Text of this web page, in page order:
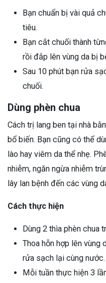
Bạn chuẩn bị vài quả
tiêu.
Bạn cắt chuối thành
rồi đắp lên vùng da bị
Sau 10 phút bạn rửa
chuối.
Dùng phèn chua
Cách trị lang ben tại nhà
bổ biến. Bạn cũng có thể
lào hay viêm da thể nhẹ.
nhiễm, ngăn ngừa nhiễm
lây lan bệnh đến các vùng
Cách thực hiện
Dùng 2 thìa phèn chua
Thoa hỗn hợp lên vùng
rửa sạch lại cùng nước.
Mỗi tuần thực hiện 3